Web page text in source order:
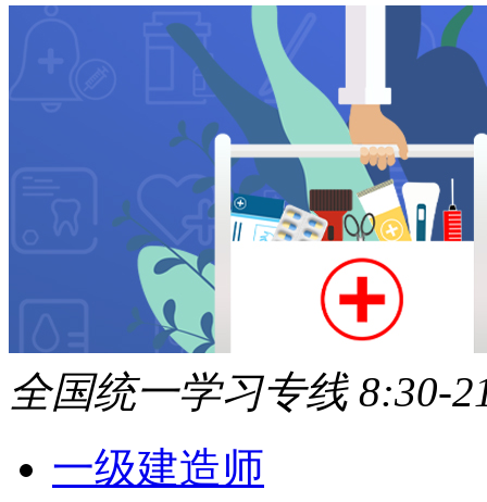
全国统一学习专线 8:30-
一级建造师